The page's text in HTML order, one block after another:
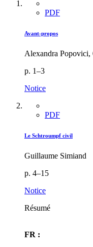
PDF
Avant-propos
Alexandra
p. 1–3
Notice
PDF
Le Schtroumpf civil
Guillaume Simiand
p. 4–15
Notice
Résumé
FR :